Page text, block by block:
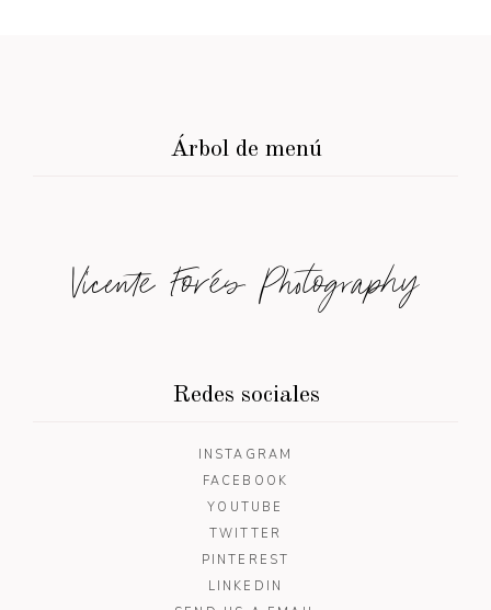
Árbol de menú
Vicente Forés Photography
Redes sociales
INSTAGRAM
FACEBOOK
YOUTUBE
TWITTER
PINTEREST
LINKEDIN